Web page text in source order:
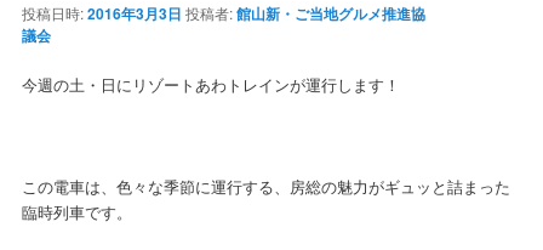
投稿日時:2016年3月3日 投稿者:館山新・ご当地グルメ推進協
議会
今週の土・日にリゾートあわトレインが運行します！
この電車は、色々な季節に運行する、房総の魅力がギュッと詰まった
臨時列車です。